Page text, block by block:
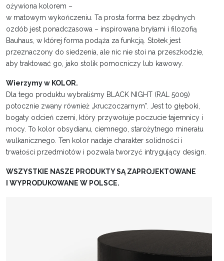
ożywiona kolorem –
w matowym wykończeniu. Ta prosta forma bez zbędnych
ozdób jest ponadczasowa – inspirowana bryłami i filozofią
Bauhaus, w której forma podąża za funkcją. Stołek jest
przeznaczony do siedzenia, ale nic nie stoi na przeszkodzie,
aby traktować go, jako stolik pomocniczy lub kawowy.
Wierzymy w KOLOR.
Dla tego produktu wybraliśmy BLACK NIGHT (RAL 5009)
potocznie zwany również „kruczoczarnym”. Jest to głęboki,
bogaty odcień czerni, który przywołuje poczucie tajemnicy i
mocy. To kolor obsydianu, ciemnego, starożytnego minerału
wulkanicznego. Ten kolor nadaje charakter solidności i
trwałości przedmiotów i pozwala tworzyć intrygujący design.
WSZYSTKIE NASZE PRODUKTY SĄ ZAPROJEKTOWANE
I WYPRODUKOWANE W POLSCE.